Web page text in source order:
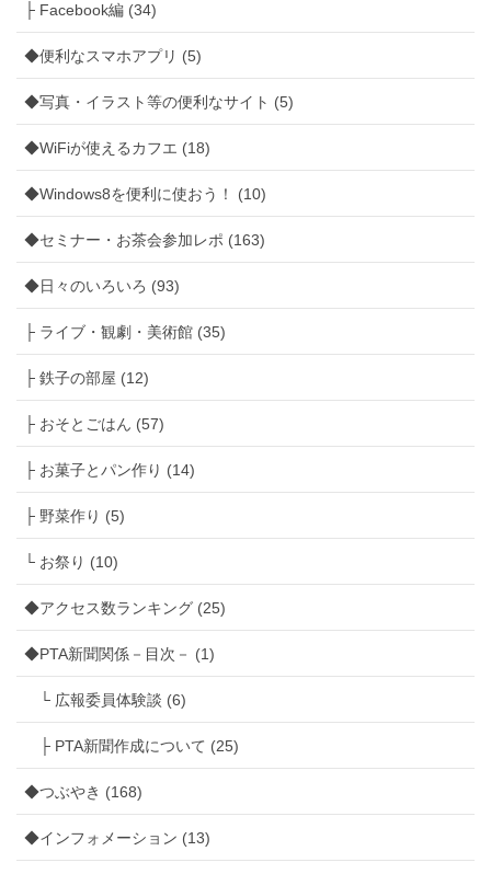
├ Facebook編 (34)
◆便利なスマホアプリ (5)
◆写真・イラスト等の便利なサイト (5)
◆WiFiが使えるカフエ (18)
◆Windows8を便利に使おう！ (10)
◆セミナー・お茶会参加レポ (163)
◆日々のいろいろ (93)
├ ライブ・観劇・美術館 (35)
├ 鉄子の部屋 (12)
├ おそとごはん (57)
├ お菓子とパン作り (14)
├ 野菜作り (5)
└ お祭り (10)
◆アクセス数ランキング (25)
◆PTA新聞関係－目次－ (1)
└ 広報委員体験談 (6)
├ PTA新聞作成について (25)
◆つぶやき (168)
◆インフォメーション (13)